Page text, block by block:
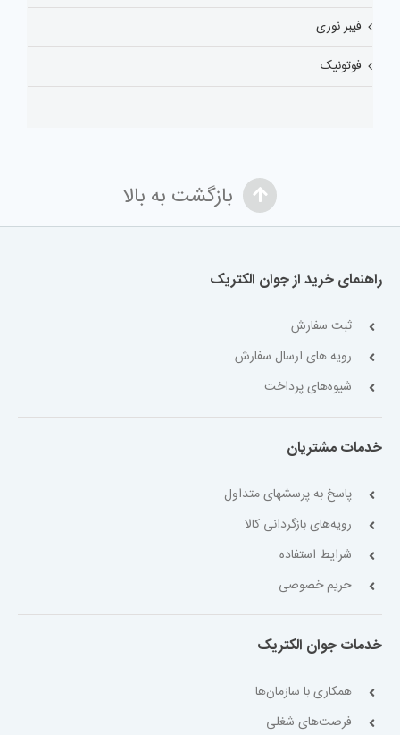
فیبر نوری
فوتونیک
بازگشت به بالا
راهنمای خرید از جوان الکتریک
ثبت سفارش
رویه های ارسال سفارش
شیوه‌های پرداخت
خدمات مشتریان
پاسخ به پرسشهای متداول
رویه‌های بازگردانی کالا
شرایط استفاده
حریم خصوصی
خدمات جوان الکتریک
همکاری با سازمان‌ها
فرصت‌های شغلی